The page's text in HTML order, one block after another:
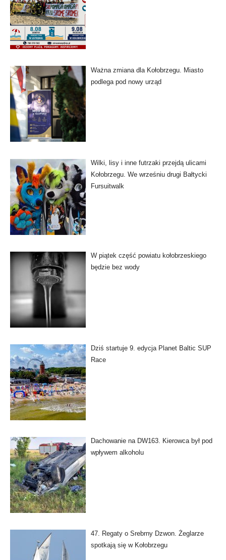
Ważna zmiana dla Kołobrzegu. Miasto
podlega pod nowy urząd
Wilki, lisy i inne futrzaki przejdą ulicami
Kołobrzegu. We wrześniu drugi Bałtycki
Fursuitwalk
W piątek część powiatu kołobrzeskiego
będzie bez wody
Dziś startuje 9. edycja Planet Baltic SUP
Race
Dachowanie na DW163. Kierowca był pod
wpływem alkoholu
47. Regaty o Srebrny Dzwon. Żeglarze
spotkają się w Kołobrzegu